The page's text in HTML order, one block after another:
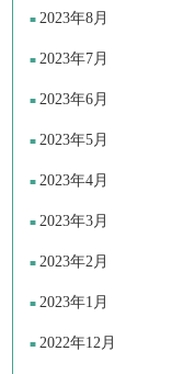
2023年8月
2023年7月
2023年6月
2023年5月
2023年4月
2023年3月
2023年2月
2023年1月
2022年12月